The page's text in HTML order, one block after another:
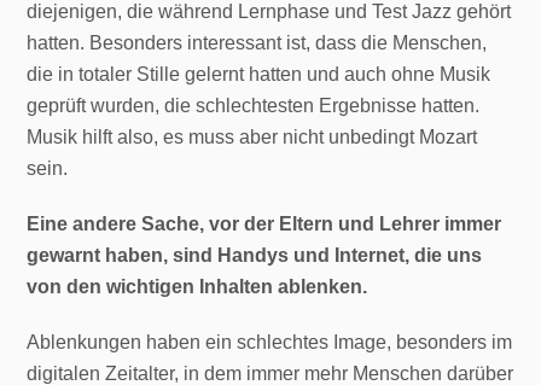
diejenigen, die während Lernphase und Test Jazz gehört
hatten. Besonders interessant ist, dass die Menschen,
die in totaler Stille gelernt hatten und auch ohne Musik
geprüft wurden, die schlechtesten Ergebnisse hatten.
Musik hilft also, es muss aber nicht unbedingt Mozart
sein.
Eine andere Sache, vor der Eltern und Lehrer immer
gewarnt haben, sind Handys und Internet, die uns
von den wichtigen Inhalten ablenken.
Ablenkungen haben ein schlechtes Image, besonders im
digitalen Zeitalter, in dem immer mehr Menschen darüber